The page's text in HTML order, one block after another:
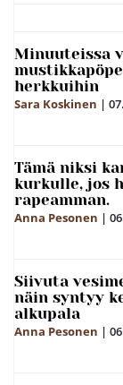
Minuuteissa
herkkuihin
Sara Koskinen |
Tämä niksi
kurkulle, jos
rapeamman.
Anna Pesonen |
Siivuta
näin syntyy
alkupala
Anna Pesonen |